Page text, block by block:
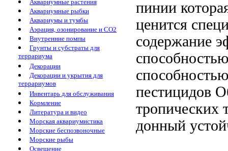
Аквариумные растения
Аквариумные рыбки
Аквариумы и тумбы
Аэрация, озонирование и CO2
Внутренние помпы
Грунты и субстраты для
террариума
Декорации
Декорации и укрытия для
террариумов
Инвентарь для обслуживания
Кормление
Литература и видео
Морская аквариумистика
Морские беспозвоночные
Морские рыбы
Освещение
пинии
ценится
содержание
способностью
пестицидов
тропических
донный